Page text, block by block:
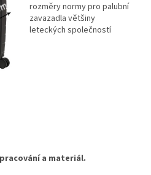
rozměry normy pro palubní
zavazadla většiny
leteckých společností
a materiál.